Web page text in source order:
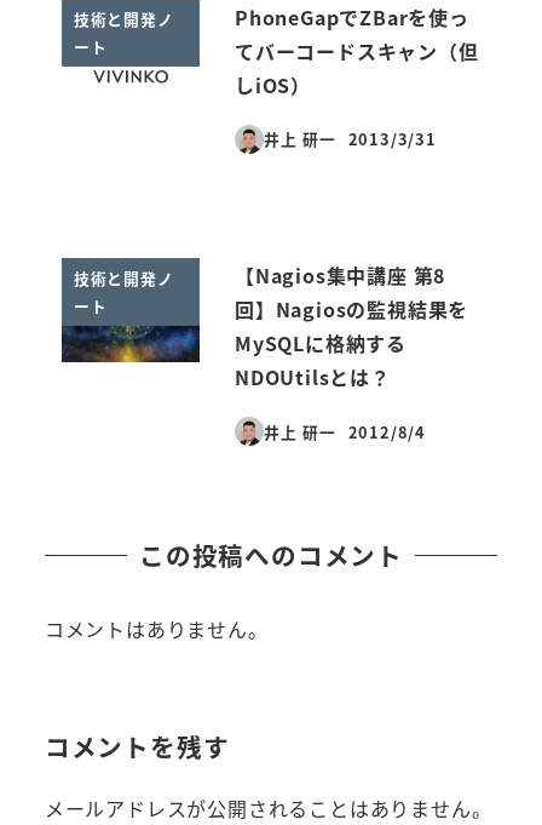
技術と開発ノ
ート
PhoneGapでZBarを使っ
てバーコードスキャン（但
しiOS）
井上 研一
投稿日
2013/3/31
技術と開発ノ
ート
【Nagios集中講座 第8
回】Nagiosの監視結果を
MySQLに格納する
NDOUtilsとは？
井上 研一
投稿日
2012/8/4
この投稿へのコメント
コメントはありません。
コメントを残す
メールアドレスが公開されることはありません。